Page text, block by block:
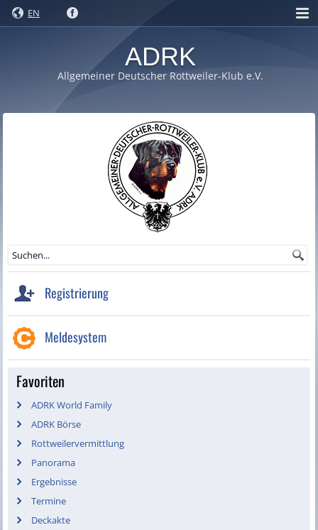
EN
ADRK
Allgemeiner Deutscher Rottweiler-Klub e.V.
Registrierung
Meldesystem
Favoriten
ADRK World Family
ADRK Börse
Rottweilervermittlung
Panorama
Ergebnisse
Termine
Deckakte